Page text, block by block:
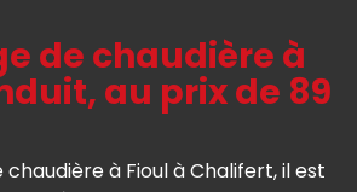
de chaudière à
au prix de 89
chaudière à Fioul à Chalifert, il est